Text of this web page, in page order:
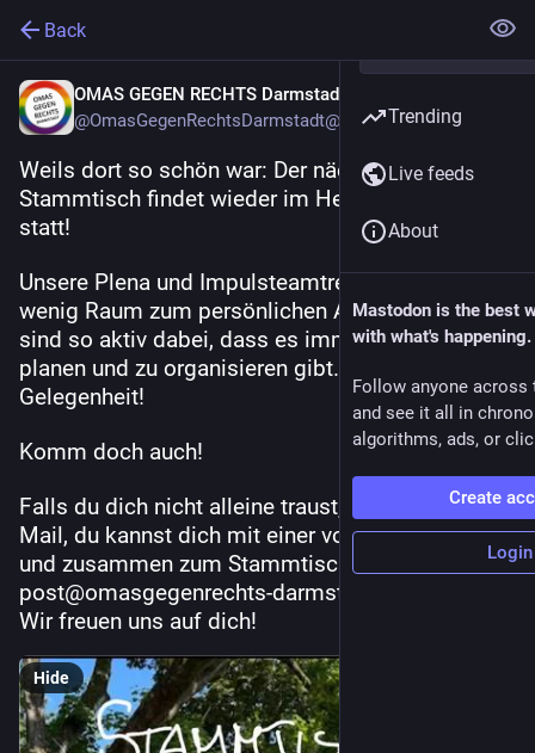
Back
OMAS GEGEN RECHTS Darmstadt
@OmasGegenRechtsDarmstadt@darmstadt.social
Weils dort so schön war: Der nächste
Stammtisch findet wieder im Herrngartencafè
statt!
Unsere Plena und Impulsteamtreffen bieten
wenig Raum zum persönlichen Austausch. Wir
sind so aktiv dabei, dass es immer so viel zu
planen und zu organisieren gibt. Und hier ist die
Gelegenheit!
Komm doch auch!
Falls du dich nicht alleine traust, schreib uns eine
Mail, du kannst dich mit einer von uns verabreden
und zusammen zum Stammtisch kommen!
post@omasgegenrechts-darmstadt.de
Wir freuen uns auf dich!
Hide
Trending
Live feeds
About
Mastodon is the best
with what's happening.
Follow anyone across
and see it all in
algorithms, ads, or
Create
Login